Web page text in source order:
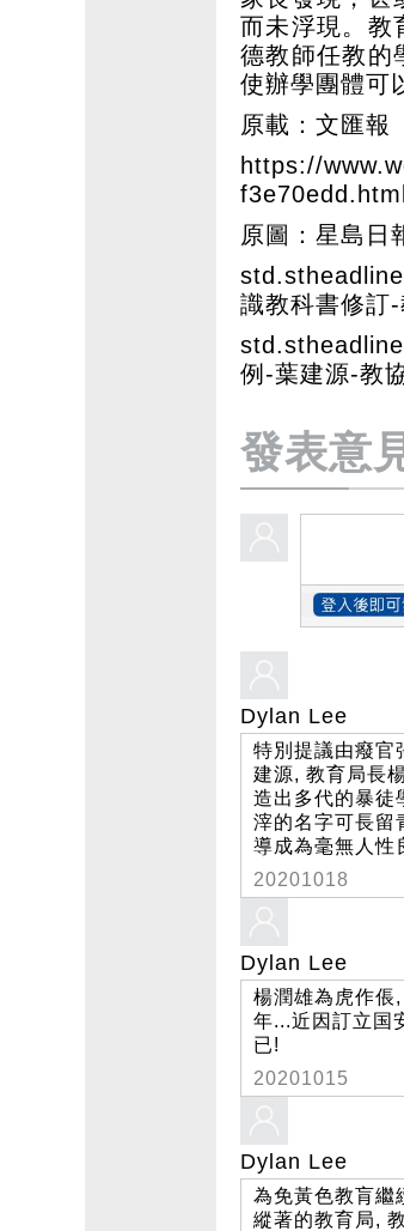
而未浮現。教
德教師任教的
使辦學團體可
原載：文匯報
https://
原圖：星島日
識教科書修訂
例-葉建源-教
發表意
Dylan Lee
特別提議由癈官
建源, 教育局長
造出多代的暴徒
滓的名字可長留
導成為毫無人性
20201018
Dylan Lee
楊潤雄為虎作倀
年...近因訂立国
已!
20201015
Dylan Lee
為免黃色教肓繼
縱著的教育局,